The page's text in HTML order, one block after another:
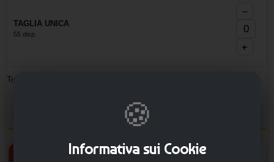
TAGLIA UNICA
55 disp.
−
+
Totale pezzi:
Personalizza il prodotto e vedi il tuo preventivo
Prodotto personalizzato Prodotto neutro
🍪
Informativa sui Cookie